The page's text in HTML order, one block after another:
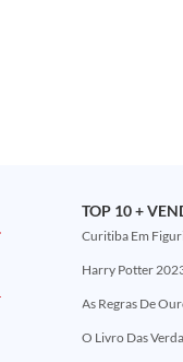
TOP 10 +
Curitiba Em
Harry Potter
As Regras De
O Livro Das